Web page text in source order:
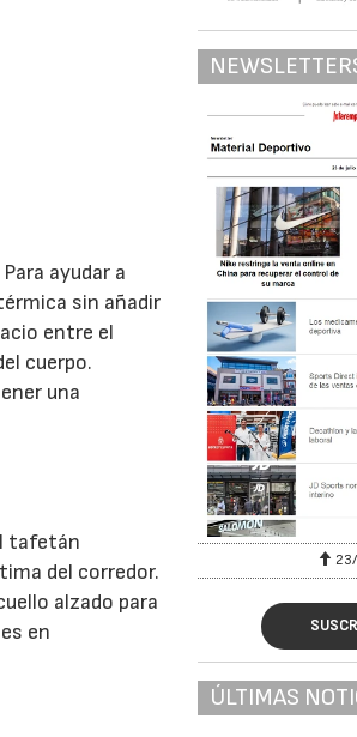
ayudar a
sin añadir
entre el
cuerpo.
una
tafetán
del corredor.
alzado para
en
ÚLTIMAS